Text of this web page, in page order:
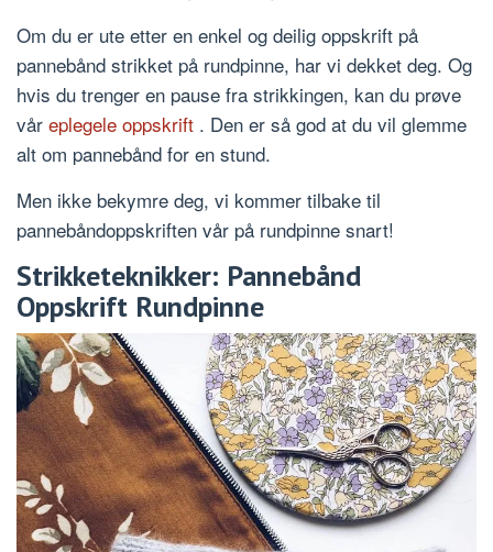
Om du er ute etter en enkel og deilig oppskrift på
pannebånd strikket på rundpinne, har vi dekket deg. Og
hvis du trenger en pause fra strikkingen, kan du prøve
vår eplegele oppskrift . Den er så god at du vil glemme
alt om pannebånd for en stund.
Men ikke bekymre deg, vi kommer tilbake til
pannebåndoppskriften vår på rundpinne snart!
Strikketeknikker: Pannebånd
Oppskrift Rundpinne